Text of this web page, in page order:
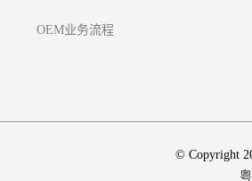
OEM业务流程
© Copyright